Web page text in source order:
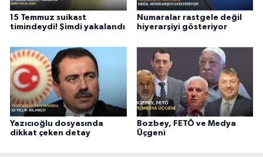
15 Temmuz suikast
timindeydi! Şimdi yakalandı
Numaralar rastgele değil
hiyerarşiyi gösteriyor
Yazıcıoğlu dosyasında
dikkat çeken detay
Bozbey, FETÖ ve Medya
Üçgeni